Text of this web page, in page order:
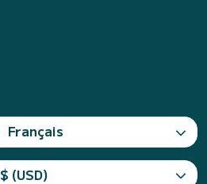
Français
$ (USD)